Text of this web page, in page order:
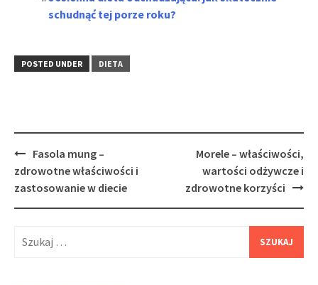
schudnąć tej porze roku?
POSTED UNDER DIETA
Post
navigation
Fasola mung –
zdrowotne właściwości i
zastosowanie w diecie
Morele – właściwości,
wartości odżywcze i
zdrowotne korzyści